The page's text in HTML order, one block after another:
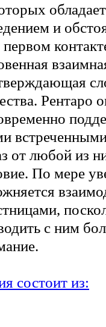
и
Рентаро
от любой из
По мере
с ним
состоит из: